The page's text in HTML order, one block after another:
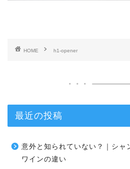
HOME h1-opener
最近の投稿
意外と知られていない？｜シャ
ワインの違い